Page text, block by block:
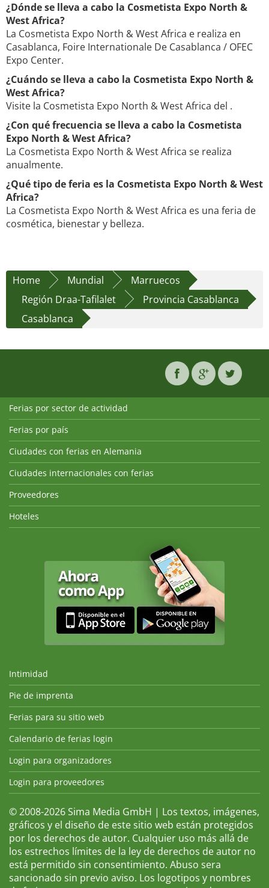
¿Dónde se lleva a cabo la Cosmetista Expo North &
West Africa?
La Cosmetista Expo North & West Africa e realiza en
Casablanca, Foire Internationale De Casablanca / OFEC
Expo Center.
¿Cuándo se lleva a cabo la Cosmetista Expo North &
West Africa?
Visite la Cosmetista Expo North & West Africa del .
¿Con qué frecuencia se lleva a cabo la Cosmetista
Expo North & West Africa?
La Cosmetista Expo North & West Africa se realiza
anualmente.
¿Qué tipo de feria es la Cosmetista Expo North & West
Africa?
La Cosmetista Expo North & West Africa es una feria de
cosmética, bienestar y belleza.
Home Mundial
Marruecos
Región Draa-Tafilalet
Provincia Casablanca
Casablanca
Ferias por sector de actividad
Ferias por país
Ciudades con ferias en Alemania
Ciudades internacionales con ferias
Proveedores
Hoteles
Intimidad
Pie de imprenta
Ferias para su sitio web
Calendario de ferias login
Login para organizadores
Login para proveedores
© 2008-2026 Sima Media GmbH | Los textos, imágenes,
gráficos y el diseño de este sitio web están protegidos
por los derechos de autor. Cualquier uso más allá de
los estrechos límites de la ley de derechos de autor no
está permitido sin consentimiento. Abuso sera
sancionado sin previo aviso. Los logotipos y nombres